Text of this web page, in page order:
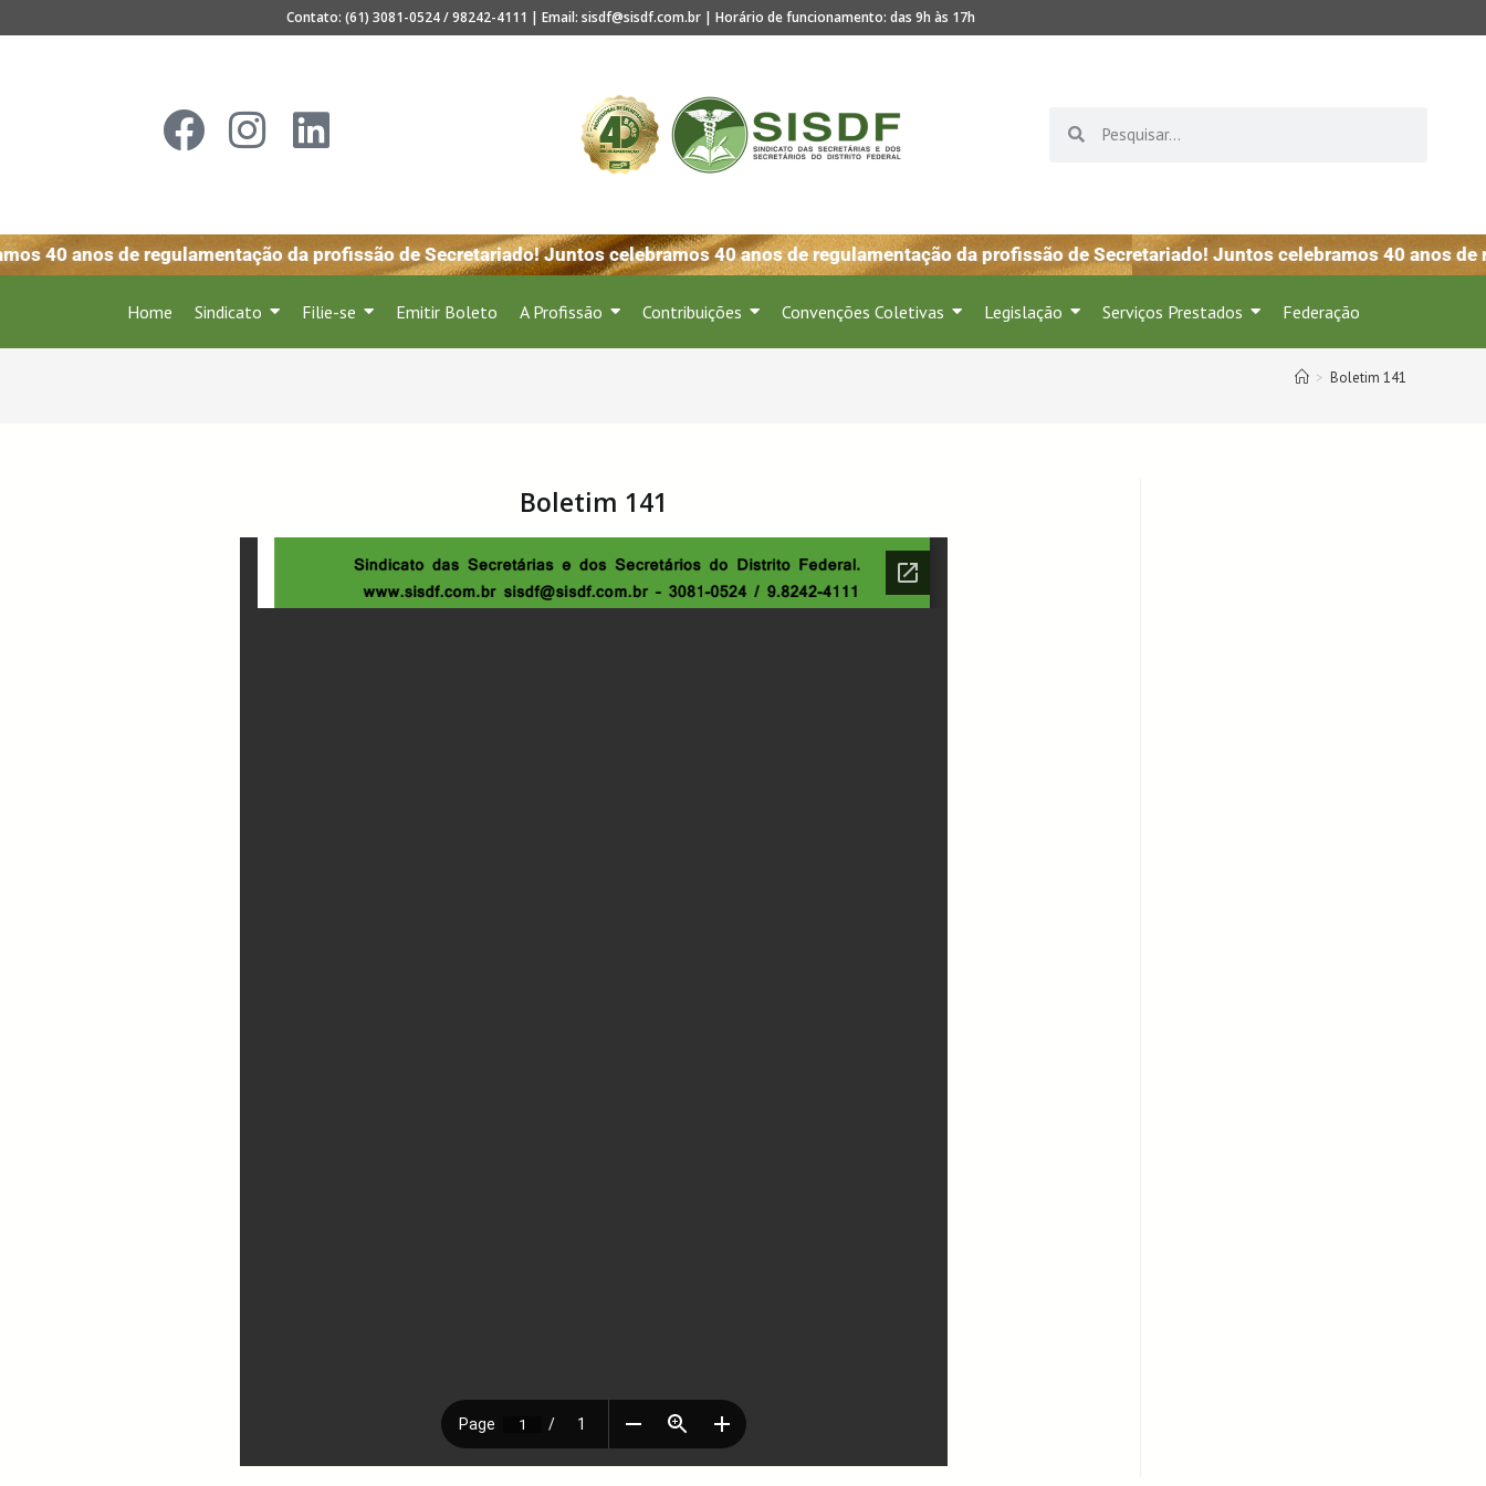
Contato: (61) 3081-0524 / 98242-4111 | Email: sisdf@sisdf.com.br | Horário de funcionamento: das 9h às 17h
40 anos de regulamentação da profissão de Secretariado! Juntos celebramos 40 anos de regulamentação da profissão de Secretariado! Juntos celebramos 40 anos de
Home Sindicato Filie-se Emitir Boleto A Profissão Contribuições Convenções Coletivas Legislação Serviços Prestados Federação
> Boletim 141
Boletim 141